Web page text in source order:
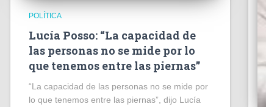
POLÍTICA
Lucía Posso: “La capacidad de
las personas no se mide por lo
que tenemos entre las piernas”
“La capacidad de las personas no se mide por
lo que tenemos entre las piernas”, dijo Lucía